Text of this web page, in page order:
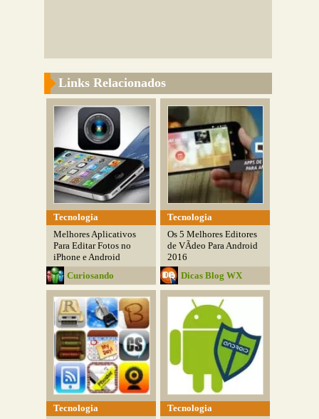
Links Relacionados
Tecnologia
Melhores Aplicativos
Para Editar Fotos no
iPhone e Android
Curiosando
Tecnologia
Os 5 Melhores Editores
de VÃ­deo Para Android
2016
Dicas Blog WX
Tecnologia
Tecnologia